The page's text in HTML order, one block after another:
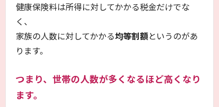
健康保険料は所得に対してかかる税金だけでな
く、
家族の人数に対してかかる均等割額というのがあ
ります。
つまり、世帯の人数が多くなるほど高くなり
ます。